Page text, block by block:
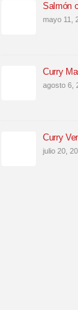
Salmón
mayo 11,
Curry
agosto 6,
Curry
julio 20,